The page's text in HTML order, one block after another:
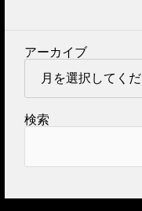
アーカイブ
検索